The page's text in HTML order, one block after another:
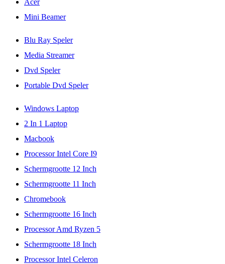
Acer
Mini Beamer
Blu Ray Speler
Media Streamer
Dvd Speler
Portable Dvd Speler
Windows Laptop
2 In 1 Laptop
Macbook
Processor Intel Core I9
Schermgrootte 12 Inch
Schermgrootte 11 Inch
Chromebook
Schermgrootte 16 Inch
Processor Amd Ryzen 5
Schermgrootte 18 Inch
Processor Intel Celeron